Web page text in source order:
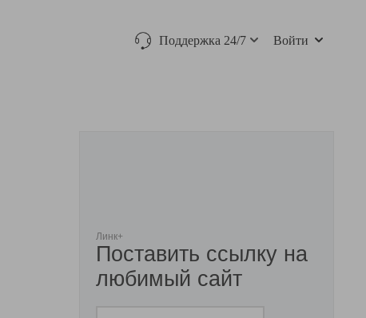
Поддержка 24/7 Войти
Линк+
Поставить ссылку на
любимый сайт